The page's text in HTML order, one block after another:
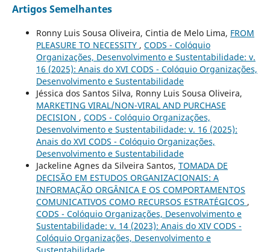
Artigos Semelhantes
Ronny Luis Sousa Oliveira, Cintia de Melo Lima, FROM
PLEASURE TO NECESSITY , CODS - Colóquio
Organizações, Desenvolvimento e Sustentabilidade: v.
16 (2025): Anais do XVI CODS - Colóquio Organizações,
Desenvolvimento e Sustentabilidade
Jéssica dos Santos Silva, Ronny Luis Sousa Oliveira,
MARKETING VIRAL/NON-VIRAL AND PURCHASE
DECISION , CODS - Colóquio Organizações,
Desenvolvimento e Sustentabilidade: v. 16 (2025):
Anais do XVI CODS - Colóquio Organizações,
Desenvolvimento e Sustentabilidade
Jackeline Agnes da Silveira Santos, TOMADA DE
DECISÃO EM ESTUDOS ORGANIZACIONAIS: A
INFORMAÇÃO ORGÂNICA E OS COMPORTAMENTOS
COMUNICATIVOS COMO RECURSOS ESTRATÉGICOS ,
CODS - Colóquio Organizações, Desenvolvimento e
Sustentabilidade: v. 14 (2023): Anais do XIV CODS -
Colóquio Organizações, Desenvolvimento e